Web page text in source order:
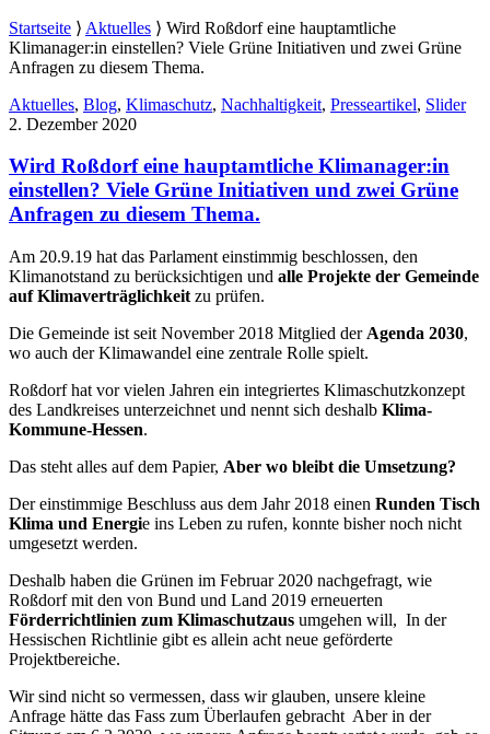
Startseite ⟩ Aktuelles ⟩ Wird Roßdorf eine hauptamtliche
Klimanager:in einstellen? Viele Grüne Initiativen und zwei Grüne
Anfragen zu diesem Thema.
Aktuelles, Blog, Klimaschutz, Nachhaltigkeit, Presseartikel, Slider
2. Dezember 2020
Wird Roßdorf eine hauptamtliche Klimanager:in
einstellen? Viele Grüne Initiativen und zwei Grüne
Anfragen zu diesem Thema.
Am 20.9.19 hat das Parlament einstimmig beschlossen, den
Klimanotstand zu berücksichtigen und alle Projekte der Gemeinde
auf Klimaverträglichkeit zu prüfen.
Die Gemeinde ist seit November 2018 Mitglied der Agenda 2030,
wo auch der Klimawandel eine zentrale Rolle spielt.
Roßdorf hat vor vielen Jahren ein integriertes Klimaschutzkonzept
des Landkreises unterzeichnet und nennt sich deshalb Klima-
Kommune-Hessen.
Das steht alles auf dem Papier, Aber wo bleibt die Umsetzung?
Der einstimmige Beschluss aus dem Jahr 2018 einen Runden Tisch
Klima und Energie ins Leben zu rufen, konnte bisher noch nicht
umgesetzt werden.
Deshalb haben die Grünen im Februar 2020 nachgefragt, wie
Roßdorf mit den von Bund und Land 2019 erneuerten
Förderrichtlinien zum Klimaschutzaus umgehen will, In der
Hessischen Richtlinie gibt es allein acht neue geförderte
Projektbereiche.
Wir sind nicht so vermessen, dass wir glauben, unsere kleine
Anfrage hätte das Fass zum Überlaufen gebracht Aber in der